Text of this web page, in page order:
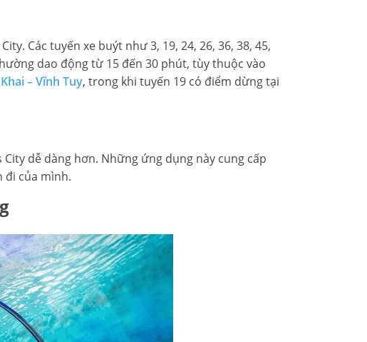
Các tuyến xe buýt như 3, 19, 24, 26, 36, 38, 45,
dao động từ 15 đến 30 phút, tùy thuộc vào
– Vĩnh Tuy, trong khi tuyến 19 có điểm dừng tại
dễ dàng hơn. Những ứng dụng này cung cấp
đi của mình.